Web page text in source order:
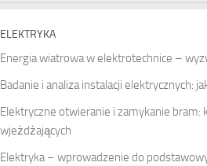
ELEKTRYKA
Energia wiatrowa w elektrotechnice –
Badanie i analiza instalacji elektrycznych:
Elektryczne otwieranie i zamykanie
wjeżdżających
Elektryka – wprowadzenie do